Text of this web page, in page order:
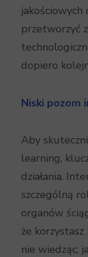
jakościowych
przetworzyć
dopiero
Niski
Aby
learning,
działania.
szczególną
organów
że
nie wiedząc,